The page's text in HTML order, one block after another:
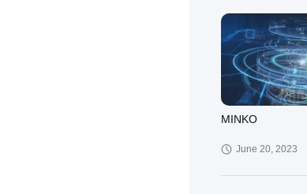
MINKO
June 20, 2023